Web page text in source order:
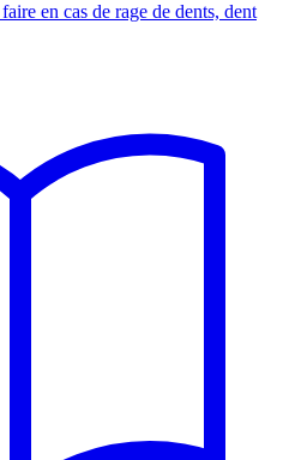
en cas de rage de dents, dent